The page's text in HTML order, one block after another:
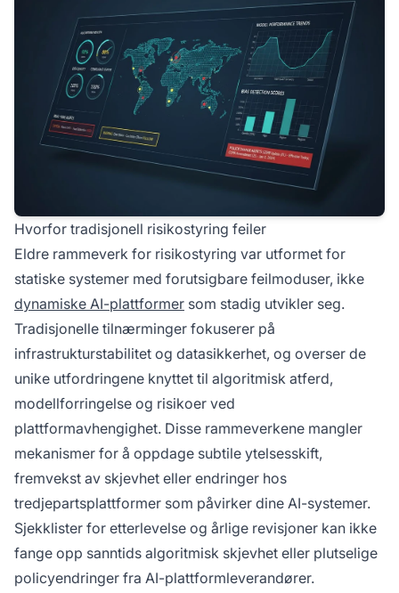
Hvorfor tradisjonell risikostyring feiler
Eldre rammeverk for risikostyring var utformet for
statiske systemer med forutsigbare feilmoduser, ikke
dynamiske AI-plattformer som stadig utvikler seg.
Tradisjonelle tilnærminger fokuserer på
infrastrukturstabilitet og datasikkerhet, og overser de
unike utfordringene knyttet til algoritmisk atferd,
modellforringelse og risikoer ved
plattformavhengighet. Disse rammeverkene mangler
mekanismer for å oppdage subtile ytelsesskift,
fremvekst av skjevhet eller endringer hos
tredjepartsplattformer som påvirker dine AI-systemer.
Sjekklister for etterlevelse og årlige revisjoner kan ikke
fange opp sanntids algoritmisk skjevhet eller plutselige
policyendringer fra AI-plattformleverandører.